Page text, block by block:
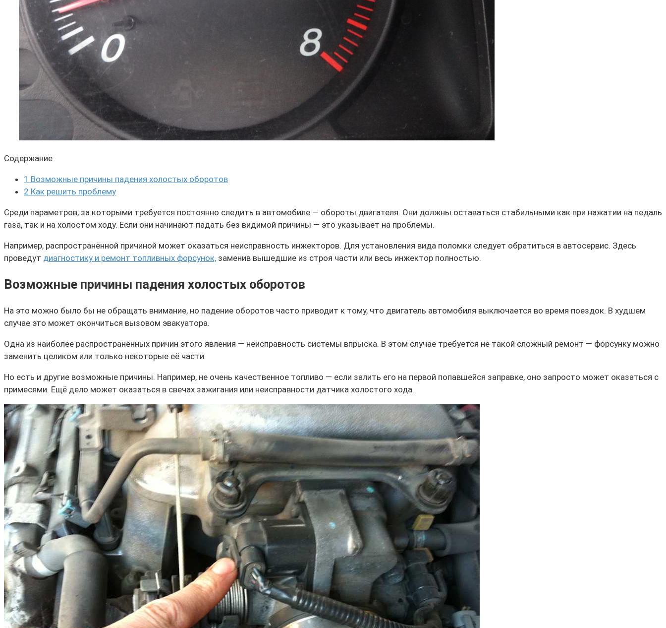
Содержание
1 Возможные причины падения холостых оборотов
2 Как решить проблему
Среди параметров, за которыми требуется постоянно следить в автомобиле — обороты двигателя. Они должны оставаться стабильными как при нажатии на педаль
газа, так и на холостом ходу. Если они начинают падать без видимой причины — это указывает на проблемы.
Например, распространённой причиной может оказаться неисправность инжекторов. Для установления вида поломки следует обратиться в автосервис. Здесь
проведут диагностику и ремонт топливных форсунок, заменив вышедшие из строя части или весь инжектор полностью.
Возможные причины падения холостых оборотов
На это можно было бы не обращать внимание, но падение оборотов часто приводит к тому, что двигатель автомобиля выключается во время поездок. В худшем
случае это может окончиться вызовом эвакуатора.
Одна из наиболее распространённых причин этого явления — неисправность системы впрыска. В этом случае требуется не такой сложный ремонт — форсунку можно
заменить целиком или только некоторые её части.
Но есть и другие возможные причины. Например, не очень качественное топливо — если залить его на первой попавшейся заправке, оно запросто может оказаться с
примесями. Ещё дело может оказаться в свечах зажигания или неисправности датчика холостого хода.